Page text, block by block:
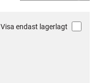
Visa endast lagerlagt